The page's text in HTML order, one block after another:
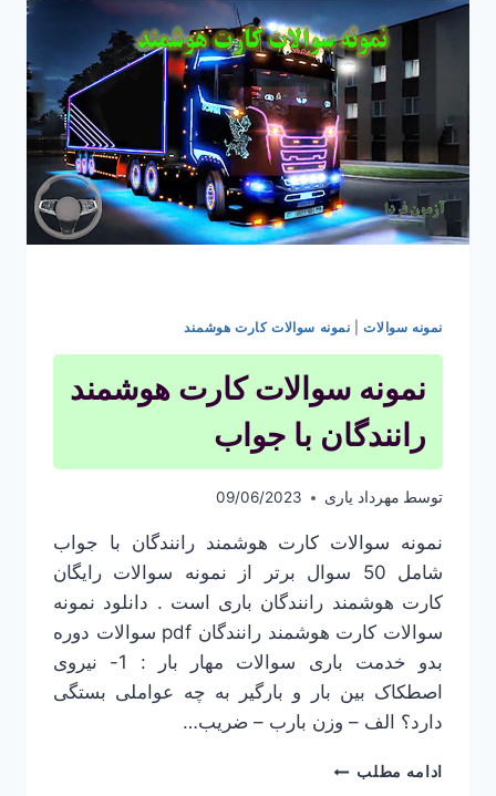
نمونه سوالات| نمونه سوالات کارت هوشمند
نمونه سوالات کارت هوشمند
رانندگان با جواب
توسط مهرداد یاری 09/06/2023
نمونه سوالات کارت هوشمند رانندگان با جواب
شامل 50 سوال برتر از نمونه سوالات رایگان
کارت هوشمند رانندگان باری است . دانلود نمونه
سوالات کارت هوشمند رانندگان pdf سوالات دوره
بدو خدمت باری سوالات مهار بار : 1- نیروی
اصطکاک بین بار و بارگیر به چه عواملی بستگی
دارد؟ الف – وزن بارب – ضریب…
ادامه مطلب نمونه